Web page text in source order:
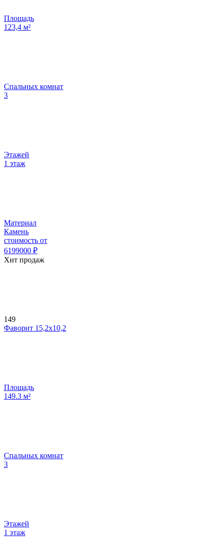
Площадь
123,4 м²
Спальных комнат
3
Этажей
1 этаж
Материал
Камень
стоимость от
6199000 ₽
Хит продаж
149
Фаворит 15,2х10,2
Площадь
149.3 м²
Спальных комнат
3
Этажей
1 этаж